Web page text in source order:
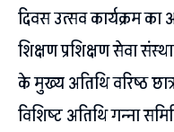
दिवस उत्सव कार्यक्रम
शिक्षण प्रशिक्षण सेवा
के मुख्य अतिथि वरिष्ठ
विशिष्ट अतिथि गन्ना